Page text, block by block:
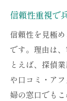
兵庫
容
浮気
証拠
み
信頼性重視で
信頼性を見極
です。理由は
とえば、探偵
や口コミ・ア
婦の窓口でも